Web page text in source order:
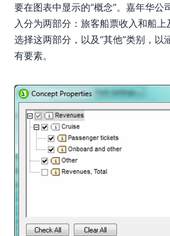
要在图表中显示的“概念”。嘉年华公
入分为两部分：旅客船票收入和船
选择这两部分，以及“其他”类别，以
有要素。